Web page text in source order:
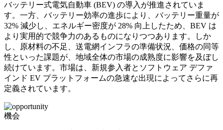
バッテリー式電気自動車 (BEV) の導入が推進されていま
す。一方、バッテリー効率の進歩により、バッテリー重量が
32% 減少し、エネルギー密度が 28% 向上したため、BEV は
より実用的で競争力のあるものになりつつあります。しか
し、原材料の不足、送電網インフラの準備状況、価格の同等
性といった課題が、地域全体の市場の成熟度に影響を及ぼし
続けています。市場は、新規参入者とソフトウェア デファ
インド EV プラットフォームの急速な出現によってさらに再
定義されています。
機会